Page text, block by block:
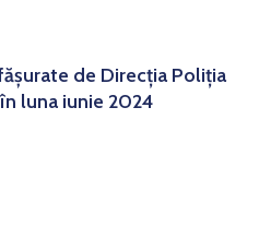
de Direcția Poliția
luna iunie 2024